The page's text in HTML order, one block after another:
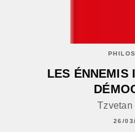
LES ÉNNEMIS
Tzvetan
26/